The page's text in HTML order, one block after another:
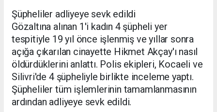
Şüpheliler adliyeye sevk edildi
Gözaltına alınan 1'i kadın 4 şüpheli yer
tespitiyle 19 yıl önce işlenmiş ve yıllar sonra
açığa çıkarılan cinayette Hikmet Akçay'ı nasıl
öldürdüklerini anlattı. Polis ekipleri, Kocaeli ve
Silivri'de 4 şüpheliyle birlikte inceleme yaptı.
Şüpheliler tüm işlemlerinin tamamlanmasının
ardından adliyeye sevk edildi.